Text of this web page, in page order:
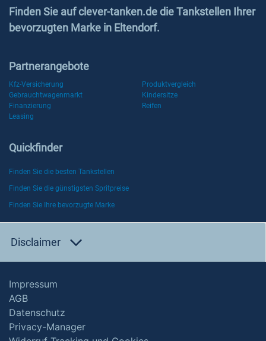
Finden Sie auf clever-tanken.de die Tankstellen Ihrer
bevorzugten Marke in Eltendorf.
Partnerangebote
Kfz-Versicherung
Produktvergleich
Gebrauchtwagenmarkt
Kindersitze
Finanzierung
Reifen
Leasing
Quickfinder
Finden Sie die besten Tankstellen
Finden Sie die günstigsten Spritpreise
Finden Sie Ihre bevorzugte Marke
Disclaimer
Impressum
AGB
Datenschutz
Privacy-Manager